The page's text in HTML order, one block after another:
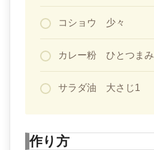
コショウ 少々
カレー粉 ひとつまみ
サラダ油 大さじ1
作り方